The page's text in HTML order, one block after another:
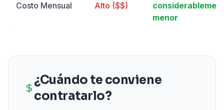
Costo Mensual Alto ($$)
menor
¿Cuándo te conviene
contratarlo?